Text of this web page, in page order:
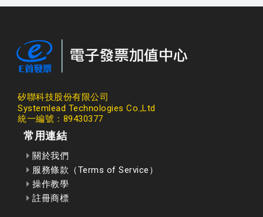
矽聯科技股份有限公司
Systemlead Technologies Co.,Ltd
統一編號：89430377
常用連結
關於我們
服務條款（Terms of Service）
操作教學
註冊商標